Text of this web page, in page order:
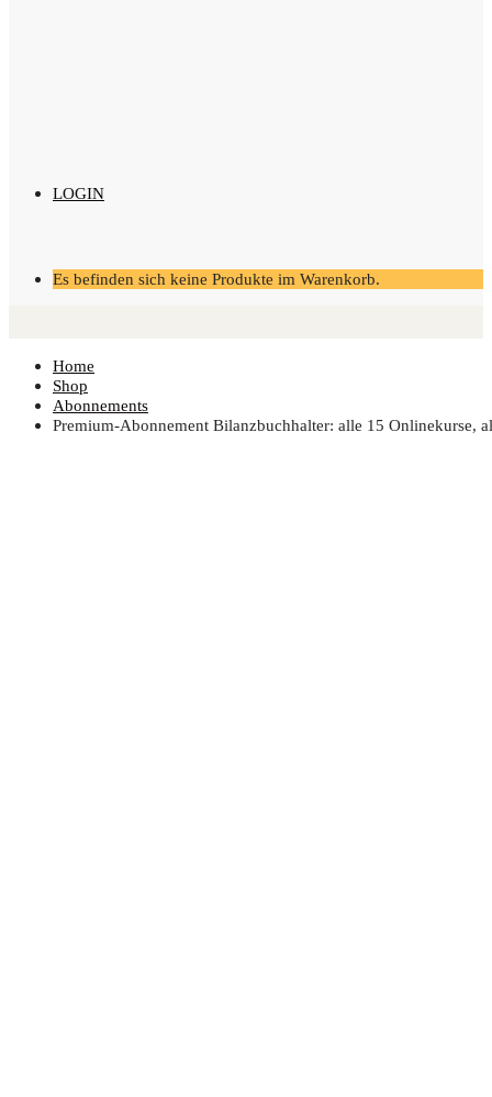
LOGIN
Es befinden sich keine Produkte im Warenkorb.
Home
Shop
Abonnements
Pre­mi­um-Abon­ne­ment Bilanz­buch­hal­ter: alle 15 Online­kur­se,